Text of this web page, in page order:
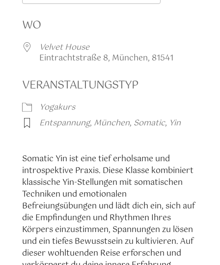
WO
Velvet House
Eintrachtstraße 8, München, 81541
VERANSTALTUNGSTYP
Yogakurs
Entspannung, München, Somatic, Yin
Somatic Yin ist eine tief erholsame und
introspektive Praxis. Diese Klasse kombiniert
klassische Yin-Stellungen mit somatischen
Techniken und emotionalen
Befreiungsübungen und lädt dich ein, sich auf
die Empfindungen und Rhythmen Ihres
Körpers einzustimmen, Spannungen zu lösen
und ein tiefes Bewusstsein zu kultivieren. Auf
dieser wohltuenden Reise erforschen und